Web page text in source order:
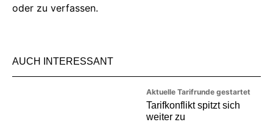
oder zu verfassen.
AUCH INTERESSANT
Aktuelle Tarifrunde gestartet
Tarifkonflikt spitzt sich
weiter zu